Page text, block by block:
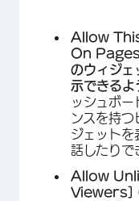
Allow
On
のウィジェ
示できるよ
ッシュボー
ンスを持つ
ジェットを
話したりで
Allow
Viewers] (